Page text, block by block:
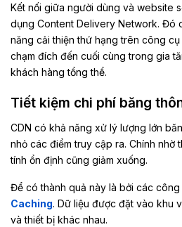
Kết nối giữa người dùng và website
dụng Content Delivery Network. Đó
năng cải thiện thứ hạng trên công
chạm đích đến cuối cùng trong gia
khách hàng tổng thể.
Tiết kiệm chi phí băng
CDN có khả năng xử lý lượng lớn
nhỏ các điểm truy cập ra. Chính nhờ
tính ổn định cũng giảm xuống.
Để có thành quả này là bởi các công
Caching. Dữ liệu được đặt vào khu
và thiết bị khác nhau.